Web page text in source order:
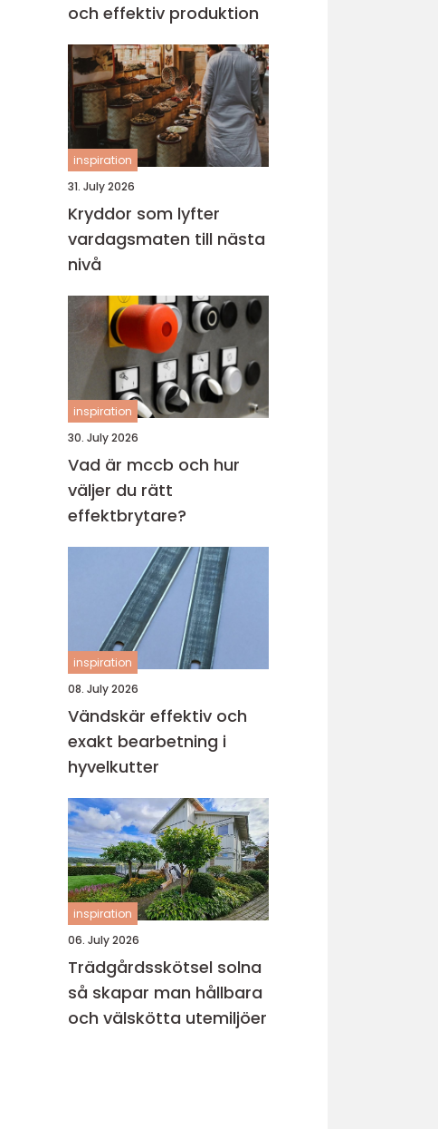
och effektiv produktion
inspiration
31. July 2026
Kryddor som lyfter
vardagsmaten till nästa
nivå
inspiration
30. July 2026
Vad är mccb och hur
väljer du rätt
effektbrytare?
inspiration
08. July 2026
Vändskär effektiv och
exakt bearbetning i
hyvelkutter
inspiration
06. July 2026
Trädgårdsskötsel solna
så skapar man hållbara
och välskötta utemiljöer